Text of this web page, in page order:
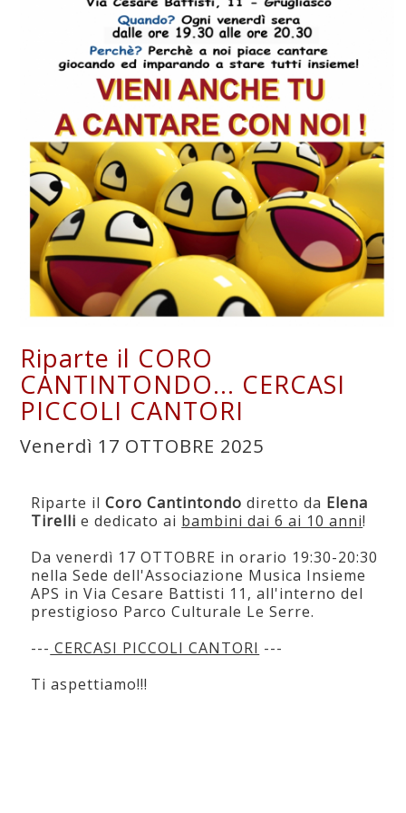
Riparte il CORO
CANTINTONDO... CERCASI
PICCOLI CANTORI
Venerdì 17 OTTOBRE 2025
Riparte ilCoro Cantintondo diretto da Elena
Tirelli e dedicato ai bambini dai 6 ai 10 anni!
Da venerdì 17 OTTOBRE in orario 19:30-20:30
nella Sede dell'Associazione Musica Insieme
APS in Via Cesare Battisti 11, all'interno del
prestigioso Parco Culturale Le Serre.
--- CERCASI PICCOLI CANTORI ---
Ti aspettiamo!!!